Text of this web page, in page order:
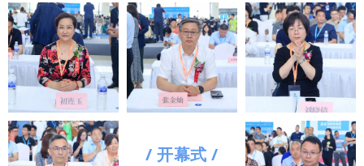
/ 开幕式 /